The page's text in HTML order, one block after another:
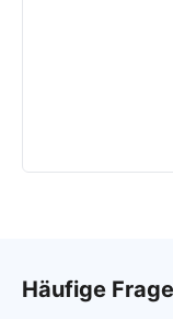
Häufige